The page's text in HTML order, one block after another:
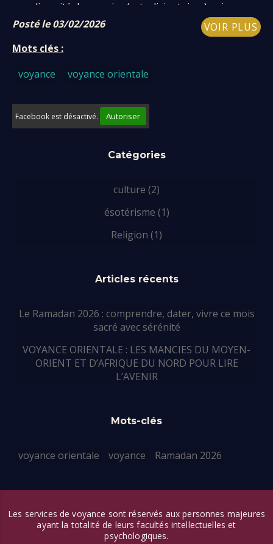
une diversité de mancies (arts divinatoires) qui
s’appuient sur des objets du quotidien...
Posté le 03/02/2026
VOIR PLUS
Mots clés :
voyance
voyance orientale
Facebook est désactivé. Autoriser
Catégories
culture (2)
ésotérisme (1)
Religion (1)
Articles récents
Le Ramadan 2026 : comprendre, dater, vivre ce mois
sacré avec sérénité
VOYANCE ORIENTALE : LES MANCIES DU MOYEN-
ORIENT ET D’AFRIQUE DU NORD POUR LIRE
L’AVENIR
Mots-clés
voyance orientale voyance Ramadan 2026
Les services de voyance sont réservés aux personnes majeures
ayant la totalité de leurs facultés intellectuelles et
psychologiques.